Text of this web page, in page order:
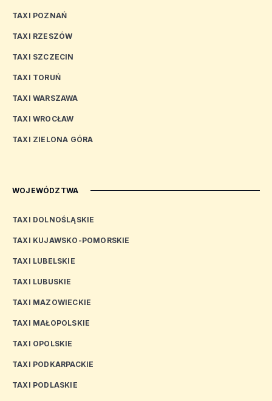
TAXI POZNAŃ
TAXI RZESZÓW
TAXI SZCZECIN
TAXI TORUŃ
TAXI WARSZAWA
TAXI WROCŁAW
TAXI ZIELONA GÓRA
WOJEWÓDZTWA
TAXI DOLNOŚLĄSKIE
TAXI KUJAWSKO-POMORSKIE
TAXI LUBELSKIE
TAXI LUBUSKIE
TAXI MAZOWIECKIE
TAXI MAŁOPOLSKIE
TAXI OPOLSKIE
TAXI PODKARPACKIE
TAXI PODLASKIE